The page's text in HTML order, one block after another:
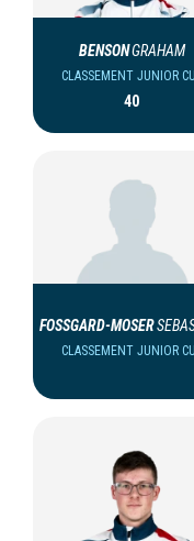
BENSONGRAHAM
CLASSEMENT JUNIOR
40
FOSSGARD-MOSER
CLASSEMENT JUNIOR